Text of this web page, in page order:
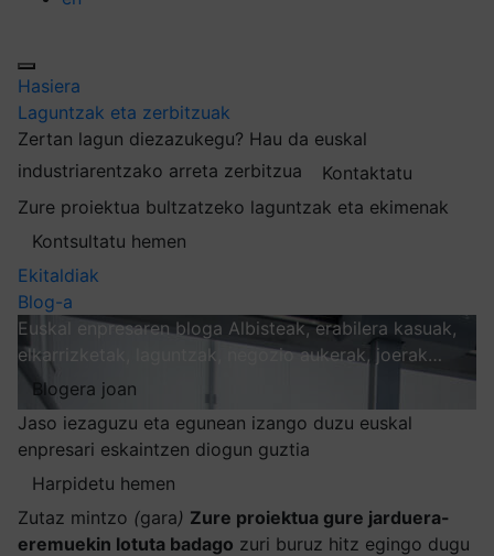
Hasiera
Laguntzak eta zerbitzuak
Zertan lagun diezazukegu? Hau da euskal
industriarentzako arreta zerbitzua
Kontaktatu
Zure proiektua bultzatzeko laguntzak eta ekimenak
Kontsultatu hemen
Ekitaldiak
Blog-a
Euskal enpresaren bloga Albisteak, erabilera kasuak,
elkarrizketak, laguntzak, negozio aukerak, joerak…
Blogera joan
Jaso iezaguzu eta egunean izango duzu euskal
enpresari eskaintzen diogun guztia
Harpidetu hemen
Zutaz mintzo (gara) Zure proiektua gure jarduera-
eremuekin lotuta badago zuri buruz hitz egingo dugu